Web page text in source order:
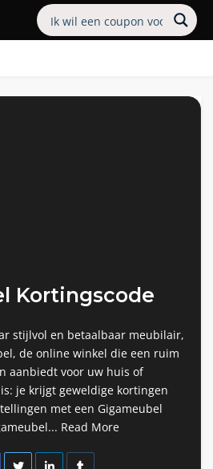
Kortingscode
stijlvol en betaalbaar meubilair,
de online winkel die een ruim
aanbiedt voor uw huis of
je krijgt geweldige kortingen
met een Gigameubel
Read More